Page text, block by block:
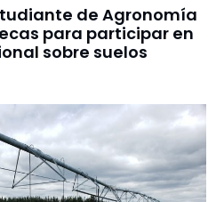
de Agronomía
para participar en
sobre suelos